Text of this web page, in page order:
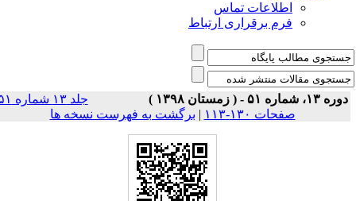
اطلاعات تماس
فرم برقراری ارتباط
۱۳، شماره ۵۱ - ( زمستان ۱۳۹۸ )
جلد ۱۳ شماره ۵۱
صفحات ۱۳۰-۱۱۳
| برگشت به فهرست نسخه ها